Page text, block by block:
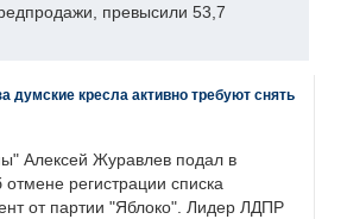
превысили 53,7
думские кресла активно требуют снять
Алексей Журавлев подал в
регистрации списка
от партии "Яблоко". Лидер ЛДПР